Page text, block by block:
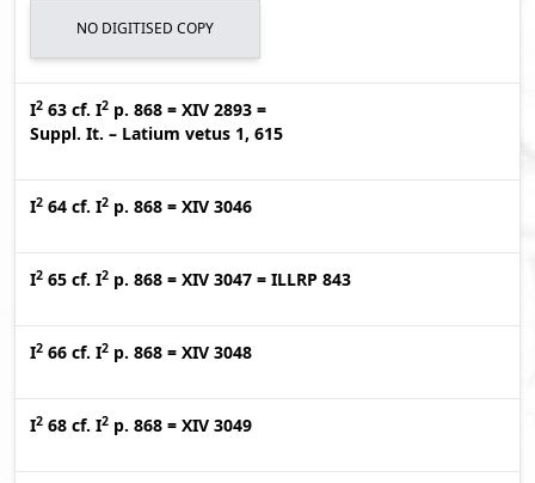
NO DIGITISED COPY
I2 63 cf. I2 p. 868 = XIV 2893 =
Suppl. It. – Latium vetus 1, 615
I2 64 cf. I2 p. 868 = XIV 3046
I2 65 cf. I2 p. 868 = XIV 3047 = ILLRP 843
I2 66 cf. I2 p. 868 = XIV 3048
I2 68 cf. I2 p. 868 = XIV 3049